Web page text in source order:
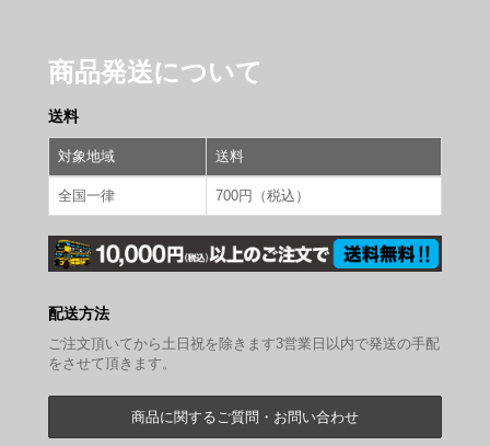
商品発送について
送料
対象地域 送料
全国一律 700円（税込）
配送方法
ご注文頂いてから土日祝を除きます3営業日以内で発送の手配
をさせて頂きます。
商品に関するご質問・お問い合わせ